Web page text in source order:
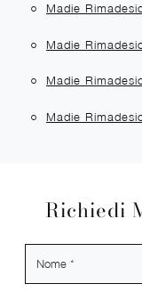
Madie
Madie
Madie
Madie
Richiedi